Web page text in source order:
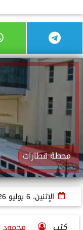
محطة قطارات
الإثنين، 6 يوليو 2026